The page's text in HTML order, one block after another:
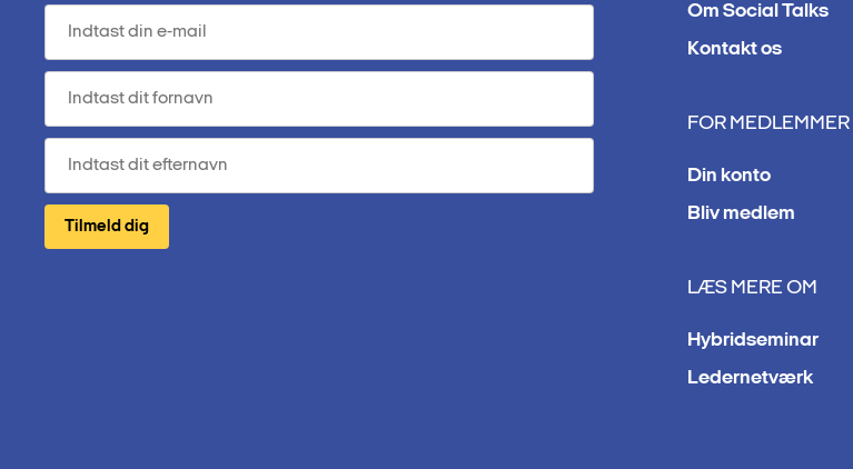
Om Social Talks
Kontakt os
FOR MEDLEMMER
Din konto
Bliv medlem
LÆS MERE OM
Hybridseminar
Ledernetværk